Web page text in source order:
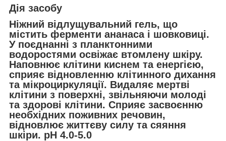
Дія засобу
Ніжний відлущувальний гель, що
містить ферменти ананаса і шовковиці.
У поєднанні з планктонними
водоростями освіжає втомлену шкіру.
Наповнює клітини киснем та енергією,
сприяє відновленню клітинного дихання
та мікроциркуляції. Видаляє мертві
клітини з поверхні, звільняючи молоді
та здорові клітини. Сприяє засвоєнню
необхідних поживних речовин,
відновлює життєву силу та сяяння
шкіри. pH 4.0-5.0